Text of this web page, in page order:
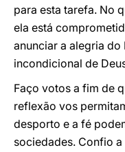
para esta tarefa. No
ela está
anunciar a alegria
incondicional de
Faço votos a fim de
reflexão vos
desporto e a fé
sociedades. Confio